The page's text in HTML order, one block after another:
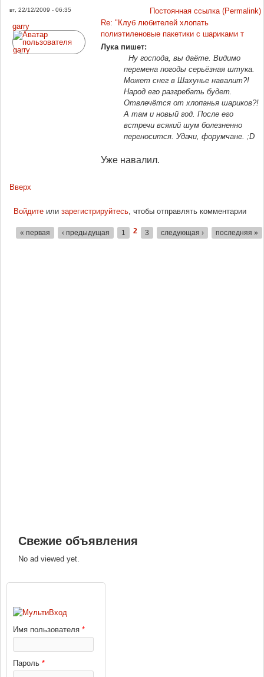
вт, 22/12/2009 - 06:35
Постоянная ссылка (Permalink)
garry
Re: "Клуб любителей хлопать
полиэтиленовые пакетики с шариками т
Лука пишет:
Ну господа, вы даёте. Видимо
перемена погоды серьёзная штука.
Может снег в Шахунье навалит?!
Народ его разгребать будет.
Отвлечётся от хлопанья шариков?!
А там и новый год. После его
встречи всякий шум болезненно
переносится. Удачи, форумчане. ;D
Уже навалил.
Вверх
Войдитеили зарегистрируйтесь, чтобы отправлять комментарии
« первая ‹ предыдущая 1 2 3 следующая › последняя »
Свежие объявления
No ad viewed yet.
Имя пользователя *
Пароль *